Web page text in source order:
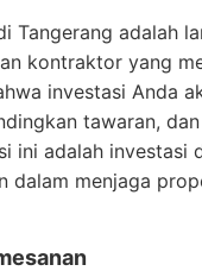
Tangerang adalah
kontraktor yang
investasi Anda
tawaran,
ini adalah investasi
dalam menjaga